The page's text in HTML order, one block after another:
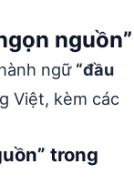
nguồn”
ngữ “đầu
Việt, kèm các
trong